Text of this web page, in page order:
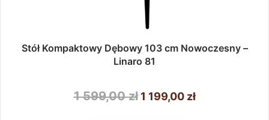
Stół Kompaktowy Dębowy 103 cm Nowoczesny –
Linaro 81
1 599,00zł Pierwotna
1 199,00 złAktualna